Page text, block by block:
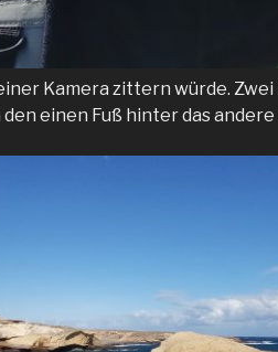
Kamera zittern würde.
einen Fuß hinter das